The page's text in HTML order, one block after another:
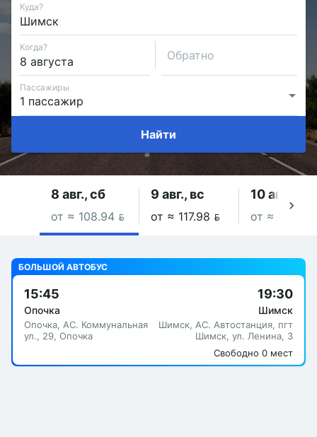
Куда?
Когда?
Обратно
Пассажиры
Найти
8 авг., сб
от ≈ 108.94 
9 авг., вс
от ≈ 117.98 
10 авг., пн
от ≈ 104.23
БОЛЬШОЙ АВТОБУС
15:45
Опочка
Опочка, АС. Коммунальная
ул., 29, Опочка
19:30
Шимск
Шимск, АС. Автостанция, пгт
Шимск, ул. Ленина, 3
Свободно 0 мест